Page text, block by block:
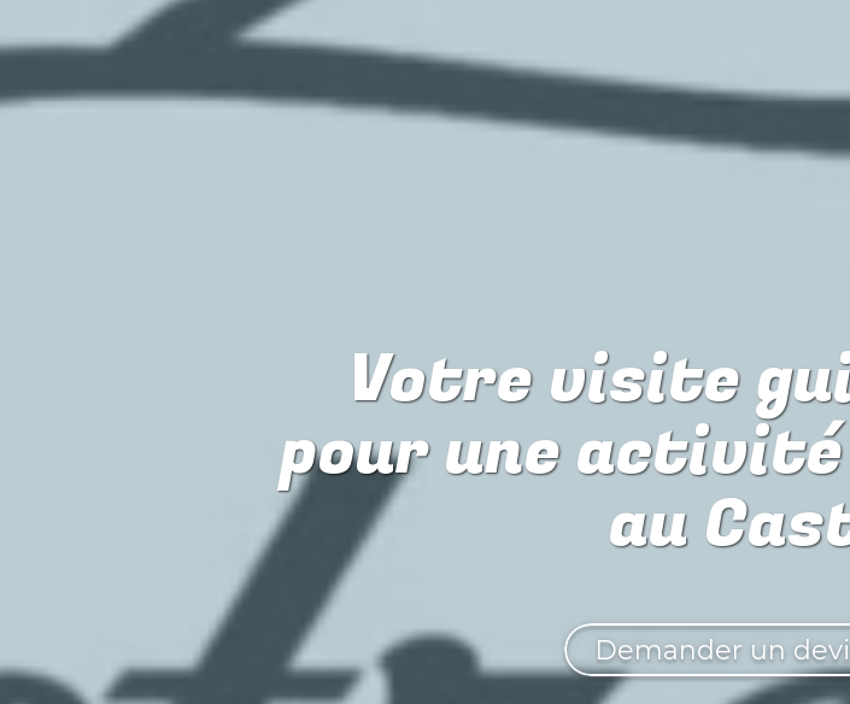
Votre visite
pourune
au
Demander un